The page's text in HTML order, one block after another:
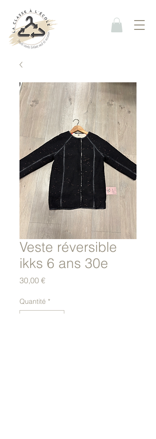
Veste réversible
ikks 6 ans 30e
30,00 €Prix
Quantité *